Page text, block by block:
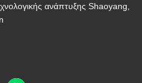
ανάπτυξης Shaoyang,